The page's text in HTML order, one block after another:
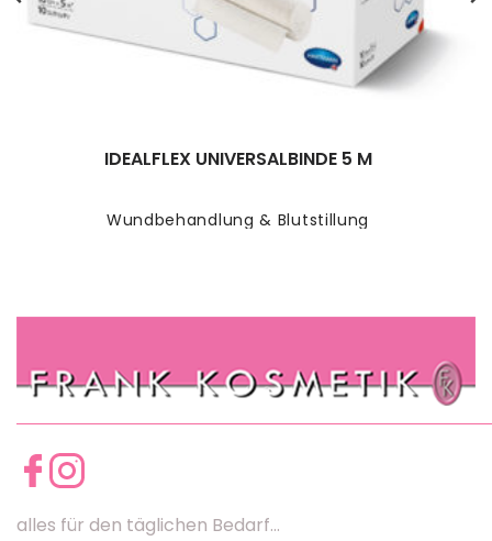
Wundbehandlung & Blutstillung
IDEALFLEX UNIVERSALBINDE 5 M
alles für den täglichen Bedarf...